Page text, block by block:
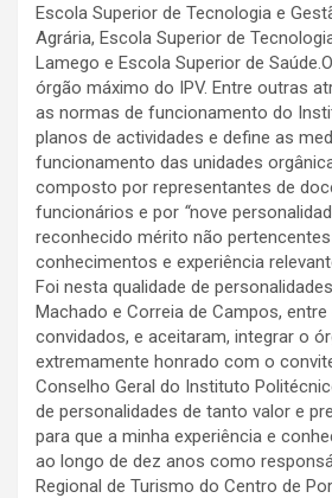
Escola Superior de Tecnologia e
Agrária, Escola Superior de
Lamego e Escola Superior de
órgão máximo do IPV. Entre outras
as normas de funcionamento do
planos de actividades e define as
funcionamento das unidades
composto por representantes de
funcionários e por “nove
reconhecido mérito não
conhecimentos e experiência
Foi nesta qualidade de
Machado e Correia de Campos,
convidados, e aceitaram, integrar o
extremamente honrado com o
Conselho Geral do Instituto
de personalidades de tanto valor e
para que a minha experiência e
ao longo de dez anos como
Regional de Turismo do Centro de